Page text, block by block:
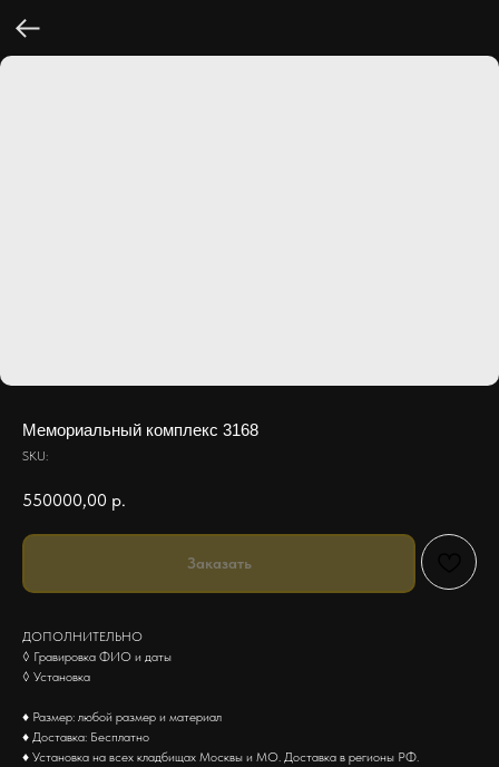
Мемориальный комплекс 3168
SKU:
550000,00 р.
Заказать
ДОПОЛНИТЕЛЬНО
◊ Гравировка ФИО и даты
◊ Установка
♦ Размер: любой размер и материал
♦ Доставка: Бесплатно
♦ Установка на всех кладбищах Москвы и МО. Доставка в регионы РФ.